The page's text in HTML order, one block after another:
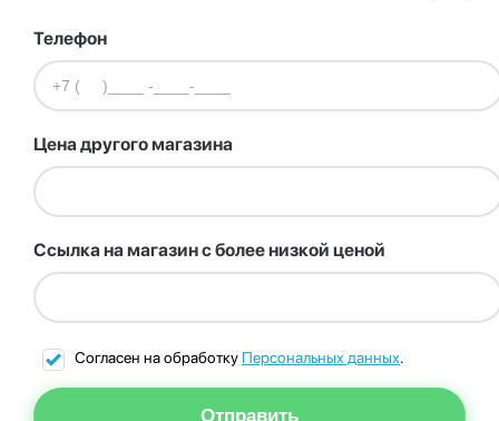
Телефон
Цена другого магазина
Ссылка на магазин с более низкой ценой
Согласен на обработку Персональных данных.
Отправить